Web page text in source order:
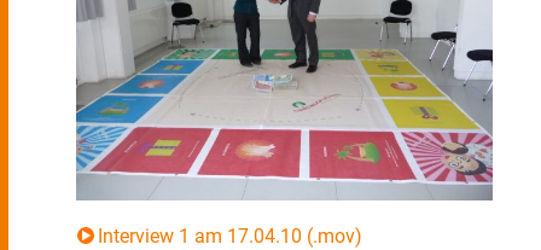
Interview 1 am 17.04.10 (.mov)